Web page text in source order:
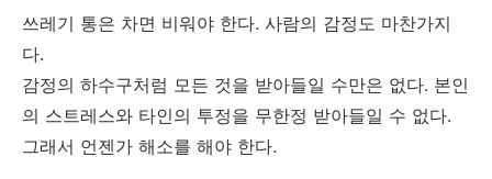
쓰레기 통은 차면 비워야 한다. 사람의 감정도 마찬가지
다.
감정의 하수구처럼 모든 것을 받아들일 수만은 없다. 본인
의 스트레스와 타인의 투정을 무한정 받아들일 수 없다.
그래서 언젠가 해소를 해야 한다.